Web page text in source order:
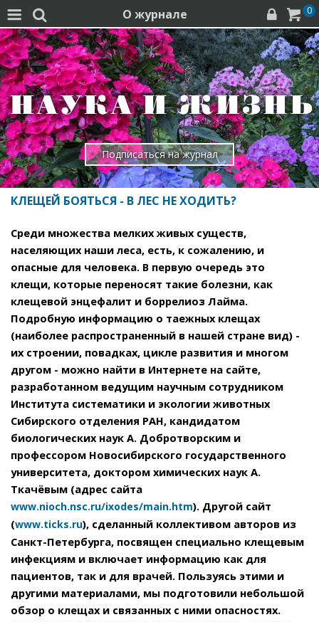
  О журнале   0
Подписаться на журнал
КЛЕЩЕЙ БОЯТЬСЯ - В ЛЕС НЕ ХОДИТЬ?
Среди множества мелких живых существ,
населяющих наши леса, есть, к сожалению, и
опасные для человека. В первую очередь это
клещи, которые переносят такие болезни, как
клещевой энцефалит и боррелиоз Лайма.
Подробную информацию о таежных клещах
(наиболее распространенный в нашей стране вид) -
их строении, повадках, цикле развития и многом
другом - можно найти в Интернете на сайте,
разработанном ведущим научным сотрудником
Института систематики и экологии животных
Сибирского отделения РАН, кандидатом
биологических наук А. Добротворским и
профессором Новосибирского государственного
университета, доктором химических наук А.
Ткачёвым (адрес сайта
www.nioch.nsc.ru/ixodes/main.htm). Другой сайт
(www.ticks.ru), сделанный коллективом авторов из
Санкт-Петербурга, посвящен специально клещевым
инфекциям и включает информацию как для
пациентов, так и для врачей. Пользуясь этими и
другими материалами, мы подготовили небольшой
обзор о клещах и связанных с ними опасностях.